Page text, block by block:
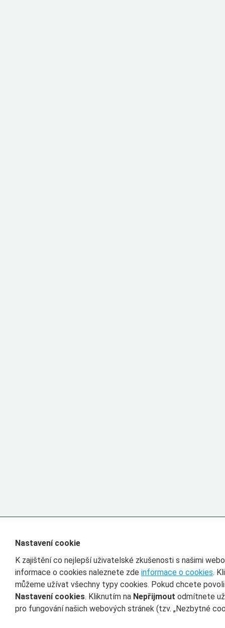
Nastavení cookie
K zajištění co nejlepší uživatelské zkušenosti s našimi
informace o cookies naleznete zde informace o cookies.
můžeme užívat všechny typy cookies. Pokud chcete
Nastavení cookies. Kliknutím na Nepřijmout odmítnete
pro fungování našich webových stránek (tzv. „Nezbytné